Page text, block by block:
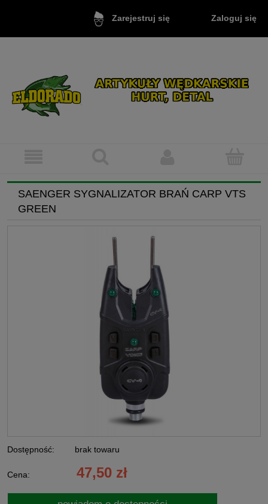
Zarejestruj się Zaloguj się
SAENGER SYGNALIZATOR BRAŃ CARP VTS
GREEN
Dostępność: brak towaru
Cena: 47,50 zł